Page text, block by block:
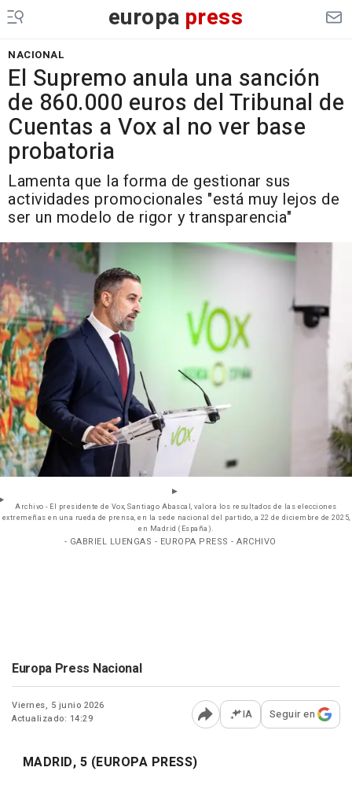
europa press
NACIONAL
El Supremo anula una sanción
de 860.000 euros del Tribunal de
Cuentas a Vox al no ver base
probatoria
Lamenta que la forma de gestionar sus
actividades promocionales "está muy lejos de
ser un modelo de rigor y transparencia"
Archivo - El presidente de Vox, Santiago Abascal, valora los resultados de las elecciones
extremeñas en una rueda de prensa, en la sede nacional del partido, a 22 de diciembre de 2025,
en Madrid (España).
- GABRIEL LUENGAS - EUROPA PRESS - ARCHIVO
Europa Press Nacional
Viernes, 5 junio 2026
Actualizado: 14:29
Abrir opciones para
IA Seguir en
MADRID, 5 (EUROPA PRESS)